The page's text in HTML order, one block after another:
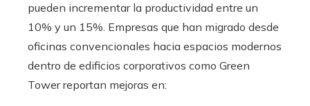
pueden incrementar la productividad entre un
10% y un 15%. Empresas que han migrado desde
oficinas convencionales hacia espacios modernos
dentro de edificios corporativos como Green
Tower reportan mejoras en: